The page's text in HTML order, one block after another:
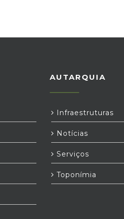
AUTARQUIA
Infraestruturas
Notícias
Serviços
Toponímia